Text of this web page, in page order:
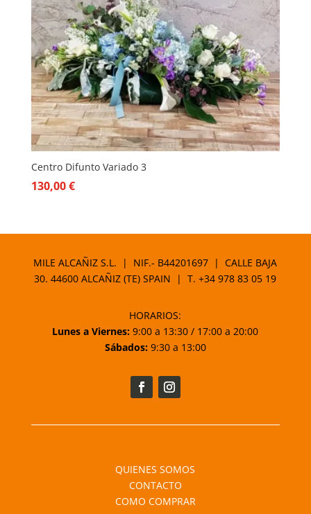
Centro Difunto Variado 3
130,00€
MILE ALCAÑIZ S.L. | NIF.- B44201697 | CALLE BAJA
30. 44600 ALCAÑIZ (TE) SPAIN | T.+34 978 83 05 19
HORARIOS:
Lunes a Viernes: 9:00 a 13:30 / 17:00 a 20:00
Sábados:9:30 a 13:00
QUIENES SOMOS
CONTACTO
COMO COMPRAR